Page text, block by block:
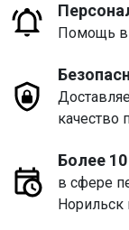
Помощь в
качество
Более
в сфере
Норильск